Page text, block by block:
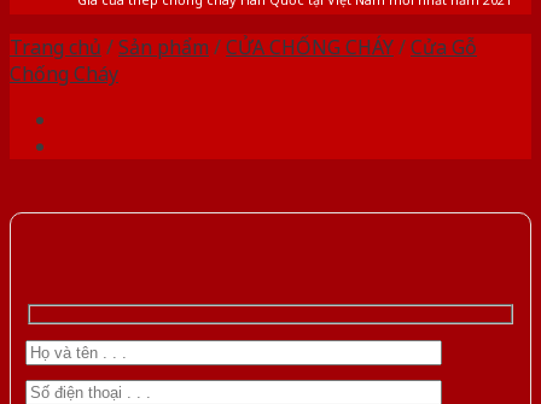
Trang chủ /Sản phẩm /CỬA CHỐNG CHÁY/Cửa Gỗ
Chống Cháy